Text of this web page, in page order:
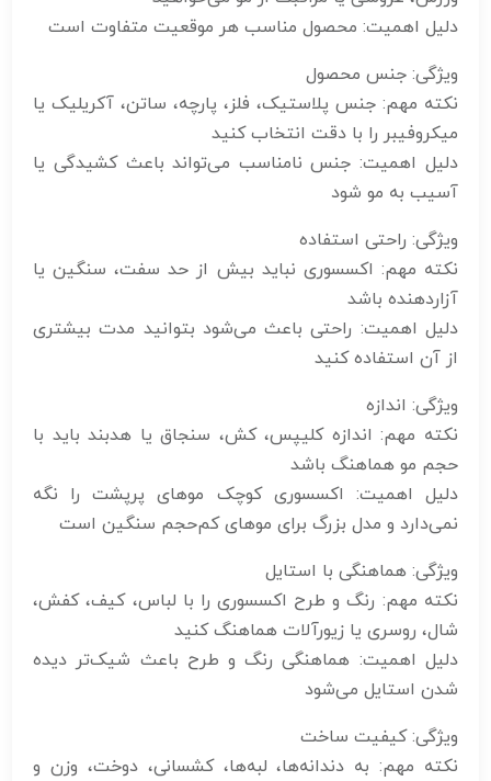
دلیل اهمیت: محصول مناسب هر موقعیت متفاوت است
ویژگی: جنس محصول
نکته مهم: جنس پلاستیک، فلز، پارچه، ساتن، آکریلیک یا
میکروفیبر را با دقت انتخاب کنید
دلیل اهمیت: جنس نامناسب می‌تواند باعث کشیدگی یا
آسیب به مو شود
ویژگی: راحتی استفاده
نکته مهم: اکسسوری نباید بیش از حد سفت، سنگین یا
آزاردهنده باشد
دلیل اهمیت: راحتی باعث می‌شود بتوانید مدت بیشتری
از آن استفاده کنید
ویژگی: اندازه
نکته مهم: اندازه کلیپس، کش، سنجاق یا هدبند باید با
حجم مو هماهنگ باشد
دلیل اهمیت: اکسسوری کوچک موهای پرپشت را نگه
نمی‌دارد و مدل بزرگ برای موهای کم‌حجم سنگین است
ویژگی: هماهنگی با استایل
نکته مهم: رنگ و طرح اکسسوری را با لباس، کیف، کفش،
شال، روسری یا زیورآلات هماهنگ کنید
دلیل اهمیت: هماهنگی رنگ و طرح باعث شیک‌تر دیده
شدن استایل می‌شود
ویژگی: کیفیت ساخت
نکته مهم: به دندانه‌ها، لبه‌ها، کشسانی، دوخت، وزن و